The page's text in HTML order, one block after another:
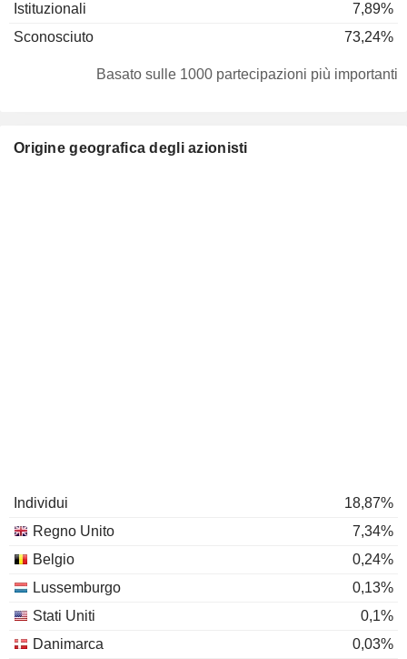
Istituzionali
7,89%
Sconosciuto
73,24%
Basato sulle 1000 partecipazioni più importanti
Origine geografica degli azionisti
Individui
18,87%
Regno Unito
7,34%
Belgio
0,24%
Lussemburgo
0,13%
Stati Uniti
0,1%
Danimarca
0,03%